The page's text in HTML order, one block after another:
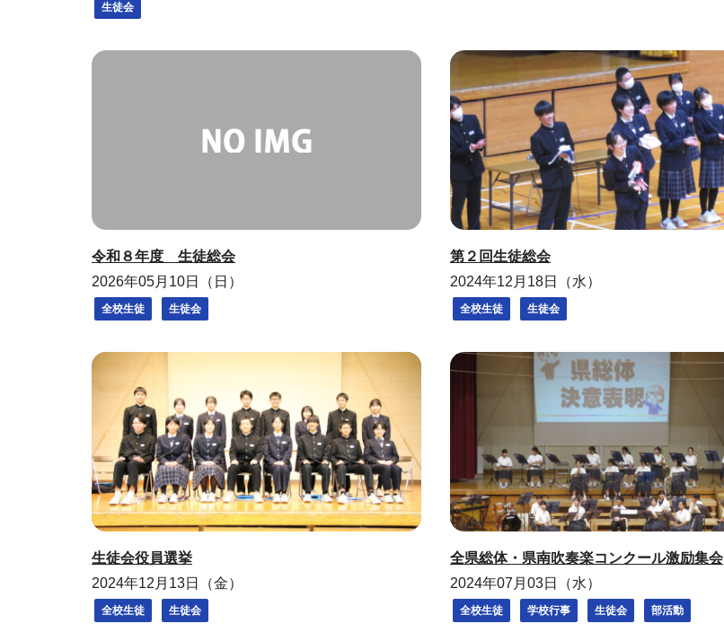
生徒会
令和８年度 生徒総会
2026年05月10日（日）
全校生徒 生徒会
第２回生徒総会
2024年12月18日（水）
全校生徒 生徒会
生徒会役員選挙
2024年12月13日（金）
全校生徒 生徒会
全県総体・県南吹奏楽コンクール激励集会
2024年07月03日（水）
全校生徒 学校行事 生徒会 部活動